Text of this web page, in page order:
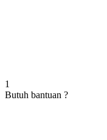
1
Butuh bantuan ?